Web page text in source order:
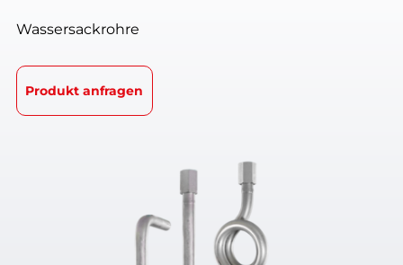
Wassersackrohre
Produkt anfragen